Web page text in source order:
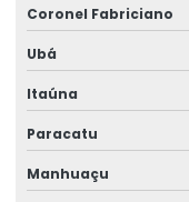
Coronel Fabriciano
Ubá
Itaúna
Paracatu
Manhuaçu